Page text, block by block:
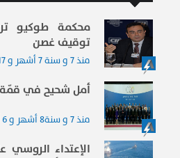
محكمة طوكيو
توقيف غصن
منذ 7 و سنة 7 أشهر و 17 يوم
أمل شحيح في قمّة
منذ 7 و سنة8 أشهر و 6 أيام
الإعتداء الروسي